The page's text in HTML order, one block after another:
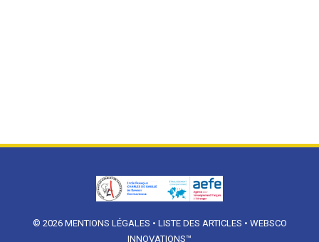
© 2026 MENTIONS LÉGALES • LISTE DES ARTICLES • WEBSCO
INNOVATIONS™